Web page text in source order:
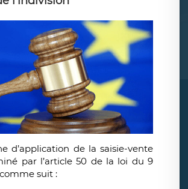
d’application de la saisie-vente
par l’article 50 de la loi du 9
suit :